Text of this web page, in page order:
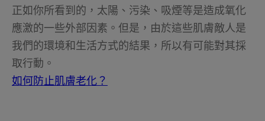
正如你所看到的，太陽、污染、吸煙等是造成氧化
應激的一些外部因素。但是，由於這些肌膚敵人是
我們的環境和生活方式的結果，所以有可能對其採
取行動。
如何防止肌膚老化？